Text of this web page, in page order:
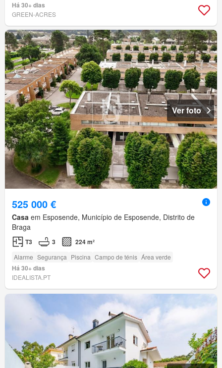
Há 30+ dias
GREEN-ACRES
Ver foto
525 000 €
Casa em Esposende, Município de Esposende, Distrito de
Braga
T3 3 224 m²
Alarme Segurança Piscina Campo de ténis Área verde
Há 30+ dias
IDEALISTA.PT